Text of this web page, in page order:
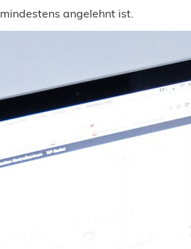
mindestens angelehnt ist.